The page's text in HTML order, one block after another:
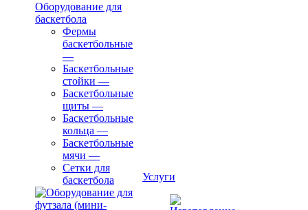
Оборудование для
баскетбола
Фермы
баскетбольные
—
Баскетбольные
стойки —
Баскетбольные
щиты —
Баскетбольные
кольца —
Баскетбольные
мячи —
Сетки для
баскетбола
Услуги